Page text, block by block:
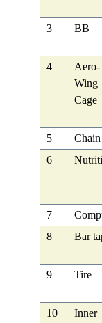
3
BB
4
Aero-
Wing
Cage
5
Chain
6
7
8
Bar
9
Tire
10
Inner